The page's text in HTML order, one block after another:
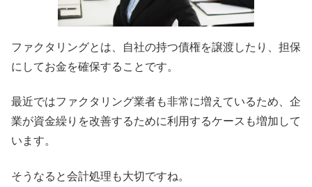
ファクタリングとは、自社の持つ債権を譲渡したり、担保
にしてお金を確保することです。
最近ではファクタリング業者も非常に増えているため、企
業が資金繰りを改善するために利用するケースも増加して
います。
そうなると会計処理も大切ですね。